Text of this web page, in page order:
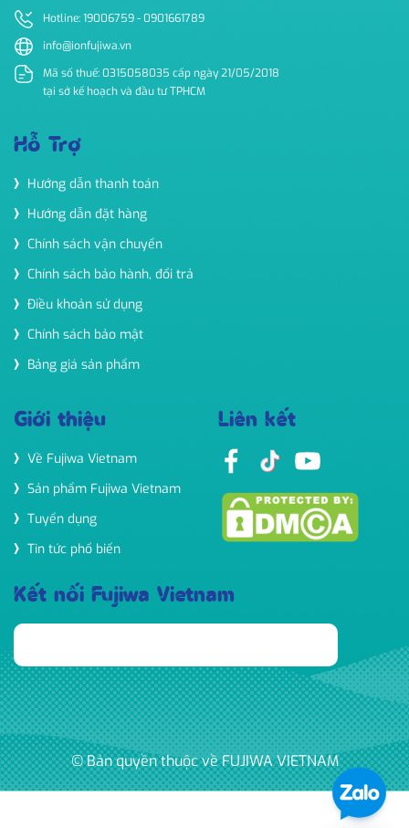
Hotline: 19006759 - 0901661789
info@ionfujiwa.vn
Mã số thuế: 0315058035 cấp ngày 21/05/2018
tại sở kế hoạch và đầu tư TPHCM
Hỗ Trợ
Hướng dẫn thanh toán
Hướng dẫn đặt hàng
Chính sách vận chuyển
Chính sách bảo hành, đổi trả
Điều khoản sử dụng
Chính sách bảo mật
Bảng giá sản phẩm
Giới thiệu
Về Fujiwa Vietnam
Sản phẩm Fujiwa Vietnam
Tuyển dụng
Tin tức phổ biến
Liên kết
Kết nối Fujiwa Vietnam
© Bản quyền thuộc về FUJIWA VIETNAM